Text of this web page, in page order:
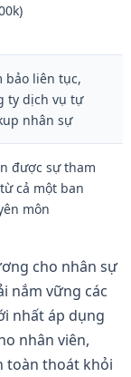
bảo liên tục,
ty dịch vụ tự
nhân sự
được sự tham
cả một ban
môn
cho nhân sự
nắm vững các
nhất áp dụng
nhân viên,
toàn thoát khỏi